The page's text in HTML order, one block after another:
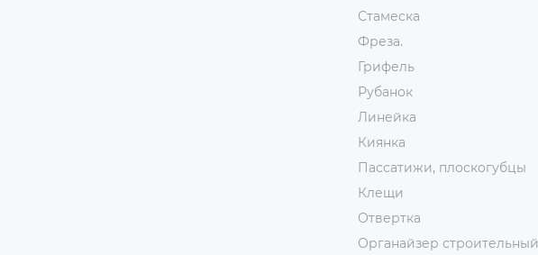
Стамеска
Фреза.
Грифель
Рубанок
Линейка
Киянка
Пассатижи, плоскогубцы
Клещи
Отвертка
Органайзер строительный